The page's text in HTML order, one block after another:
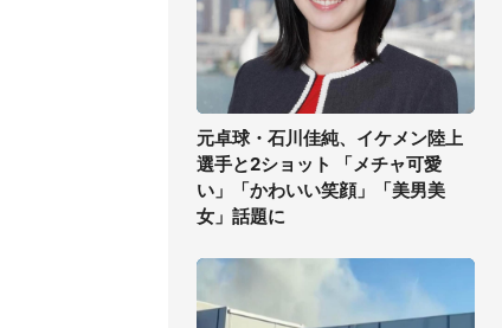
元卓球・石川佳純、イケメン陸上
選手と2ショット 「メチャ可愛
い」「かわいい笑顔」「美男美
女」話題に